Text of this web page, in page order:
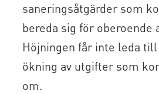
saneringsåtgärder som
bereda sig för oberoende
Höjningen får inte leda
ökning av utgifter som
om.